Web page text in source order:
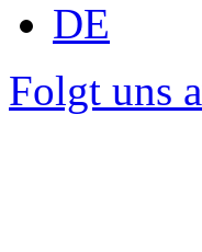
DE
Folgt uns